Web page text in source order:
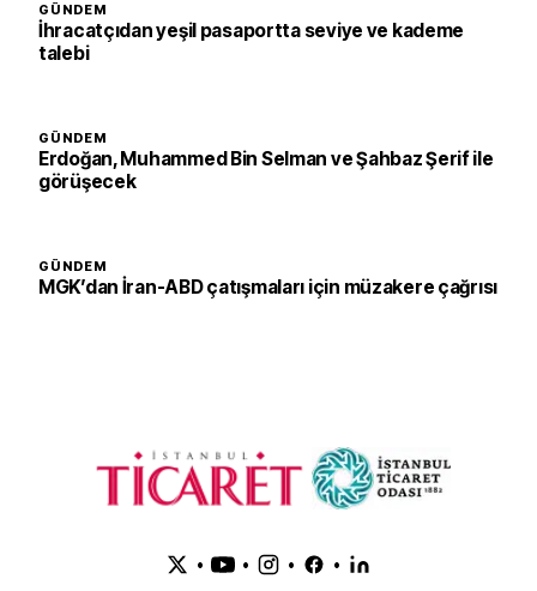
GÜNDEM
İhracatçıdan yeşil pasaportta seviye ve kademe
talebi
GÜNDEM
Erdoğan, Muhammed Bin Selman ve Şahbaz Şerif ile
görüşecek
GÜNDEM
MGK’dan İran-ABD çatışmaları için müzakere çağrısı
• • • •